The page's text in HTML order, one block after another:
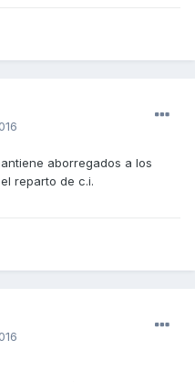
aborregados a los
reparto de c.i.